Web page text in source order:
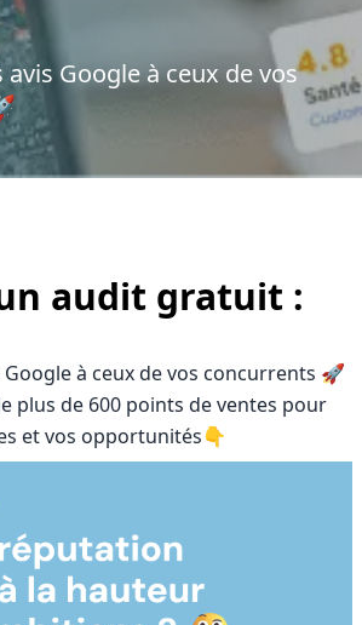
Google à ceux de vos
audit gratuit :
Google à ceux de vos concurrents 🚀
plus de 600 points de ventes pour
et vos opportunités👇